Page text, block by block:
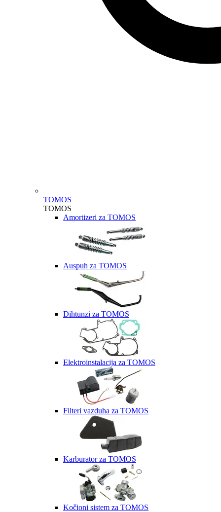
TOMOS
TOMOS
Amortizeri za TOMOS
Auspuh za TOMOS
Dihtunzi za TOMOS
Elektroinstalacija za TOMOS
Filteri vazduha za TOMOS
Karburator za TOMOS
Kočioni sistem za TOMOS